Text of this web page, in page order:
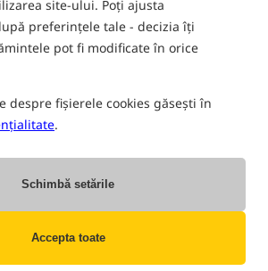
site-ului. Poți ajusta
preferințele tale - decizia îți
pot fi modificate în orice
despre fișierele cookies găsești în
.
Schimbă setările
Accepta toate
ale acestui producător în această categorie